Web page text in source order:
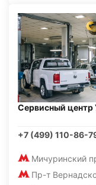
Сервисный центр
+7 (499) 110-86-
Мичуринский
Пр-т